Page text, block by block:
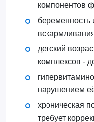
компонентов
беременность
детский
комплексов -
нарушением
хроническая
требует